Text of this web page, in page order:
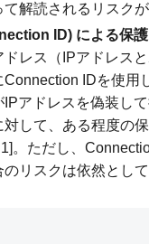
解読されるリスクが
ID) による保
ドレス（IPアドレス
IDを使用
IPアドレスを偽装し
対して、ある程度の
。ただし、
リスクは依然として